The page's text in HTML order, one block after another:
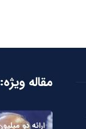
مقاله ویژه: